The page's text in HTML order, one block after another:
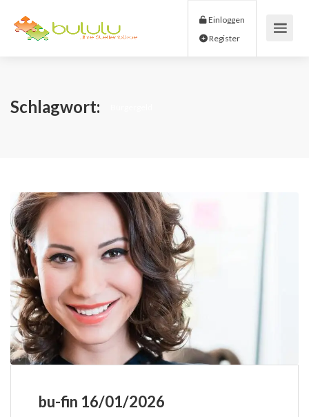
Einloggen
Schlagwort:
bu-fin 16/01/2026